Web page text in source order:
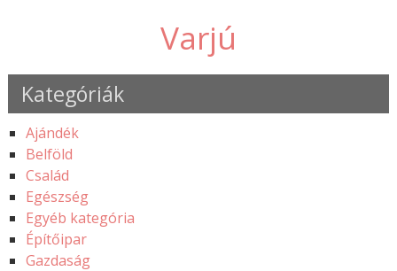
Varjú
Kategóriák
Ajándék
Belföld
Család
Egészség
Egyéb kategória
Építőipar
Gazdaság